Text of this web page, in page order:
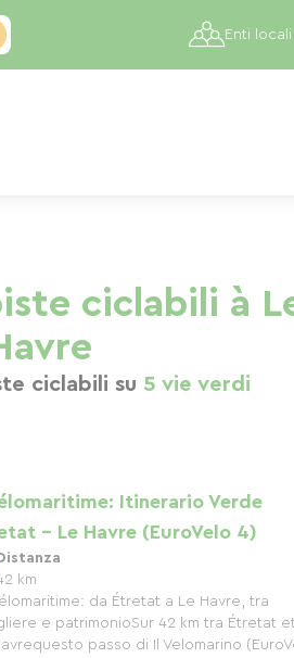
Enti
ciclabili à
ciclabili su 5 vie verdi
Itinerario Verde
- Le Havre (EuroVelo 4)
Distanza
km
da Étretat a Le Havre, tra
e patrimonioSur 42 km tra Étretat et
passo di Il Velomarino